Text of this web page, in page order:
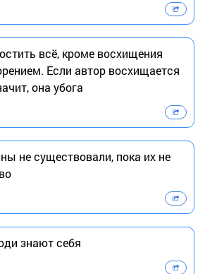
всё, кроме восхищения
Если автор восхищается
она убога
не существовали, пока их не
знают себя